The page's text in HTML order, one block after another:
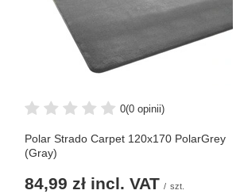
0(0 opinii)
Polar Strado Carpet 120x170 PolarGrey
(Gray)
84,99 zł incl. VAT / szt.